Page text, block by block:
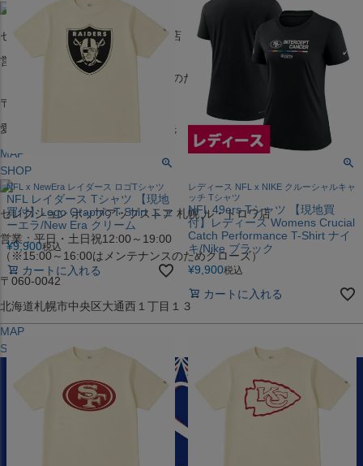
セレクション名古屋エスカ地下街店
営業：平日・土日祝12:00～19:00
（※15:00～16:00はメンテナンスのためクローズ）
〒453-0015
愛知県名古屋市中村区椿町６−９先
MAP
SHOP
セレクション ポップアップストア 札幌 ル・トロワ店
営業：平日・土日祝12:00～19:00
（※15:00～16:00はメンテナンスのためクローズ）
〒060-0042
北海道札幌市中央区大通西１丁目１３
MAP
SHOP
NFL x NewEra レイダース ロゴTシャツ
NFL レイダース Tシャツ 【現地
買付】Logo Graphic T-Shirt ニュ
ーエラ/New Era クリーム
¥9,900税込
カートに入れる
レディース NFL x NIKE クルーシャルキャ
ッチ Tシャツ
NFL 49ers Tシャツ 【現地買
付】レディース Womens Crucial
Catch Performance T-Shirt ナイ
キ/Nike ブラック
¥9,900税込
カートに入れる